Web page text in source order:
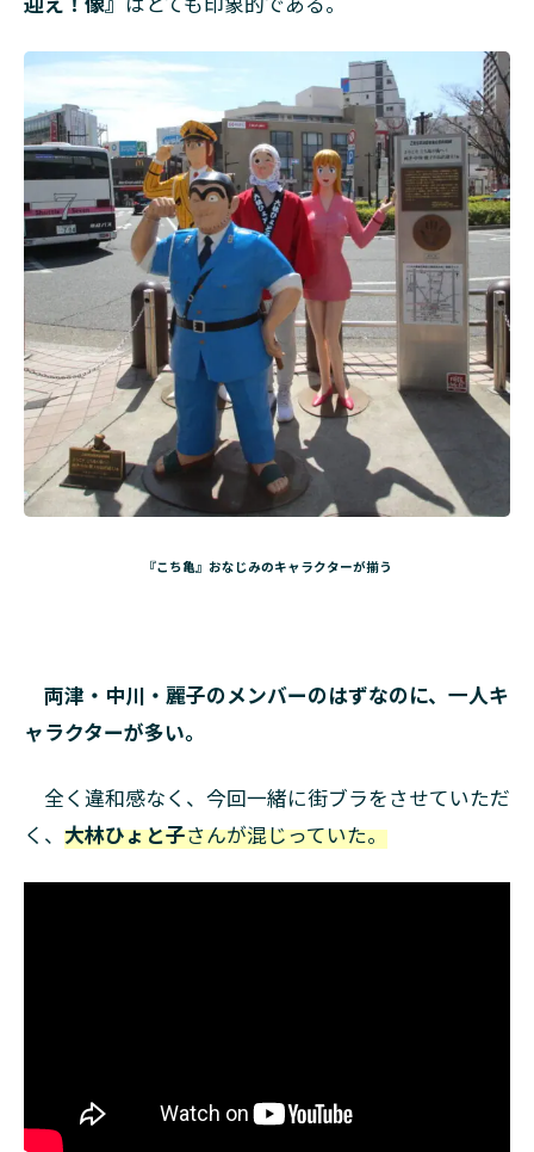
『こち亀』おなじみのキャラクターが揃う
両津・中川・麗子のメンバーのはずなのに、一人キ
ャラクターが多い。
全く違和感なく、今回一緒に街ブラをさせていただ
く、 大林ひょと子さんが混じっていた。